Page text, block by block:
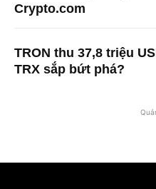
Crypto.com
TRON thu 37,8 triệu
TRX sắp bứt phá?